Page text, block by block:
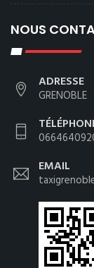
NOUS
ADRESSE
GRENOBLE
EMAIL